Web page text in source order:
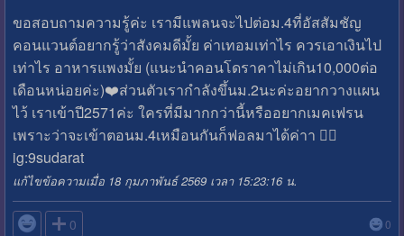
ขอสอบถามความรู้ค่ะ เรามีแพลนจะไปต่อม.4ที่อัสสัมชัญ
คอนแวนต์อยากรู้ว่าสังคมดีมั้ย ค่าเทอมเท่าไร ควรเอาเงินไป
เท่าไร อาหารแพงมั้ย (แนะนำคอนโดราคาไม่เกิน10,000ต่อ
เดือนหน่อยค่ะ)❤️ส่วนตัวเรากำลังขึ้นม.2นะค่ะอยากวางแผน
ไว้ เราเข้าปี2571ค่ะ ใครที่มีมากกว่านี้หรืออยากเมคเฟรน
เพราะว่าจะเข้าตอนม.4เหมือนกันก็ฟอลมาได้ค่าา 👉🏻
ig:9sudarat
แก้ไขข้อความเมื่อ 18 กุมภาพันธ์ 2569 เวลา 15:23:16 น.
 0 0